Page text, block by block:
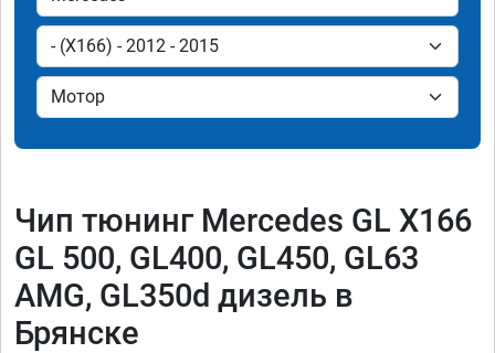
Чип тюнинг Mercedes GL X166
GL 500, GL400, GL450, GL63
AMG, GL350d дизель в
Брянске